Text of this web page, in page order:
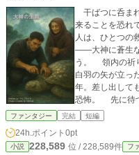
干ばつに呑ま
来ることを恐れている。 絶望の只中に現
人は、ひとつの
——大神に蒼生な
う。 領内の祈りは切望へと変わり、やがてひとりの青年に
白羽の矢が立った。 親の借金にまみれ、行き場を
年。差し出してもよい命とし
恐怖。
ファンタジー 完結 短編
24h.ポイント 0pt
小説 228,589 位 / 228,589件 フ